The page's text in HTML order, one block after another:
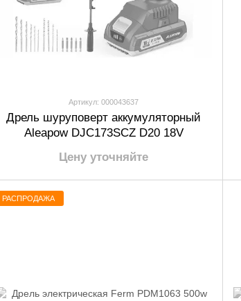
Артикул: 000043637
Дрель шуруповерт аккумуляторный
Aleapow DJC173SCZ D20 18V
Цену уточняйте
РАСПРОДАЖА